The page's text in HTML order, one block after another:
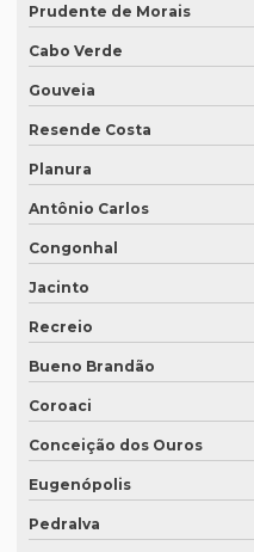
Onde fazer transcrição de
Orçamento inglês tradução
Orçamento legendagem
Preço interpretação
Preço lauda tradução
Preço tabela tradução inglês
Preço para tradução
Preço de tradução de árabe
Preço tradução em chinês
Preço tradução para francês
Preço tradução francês
Preço de tradução
Prudente de Morais
Cabo Verde
Gouveia
Resende Costa
Planura
Antônio Carlos
Congonhal
Jacinto
Recreio
Bueno Brandão
Coroaci
Conceição dos Ouros
Eugenópolis
Pedralva